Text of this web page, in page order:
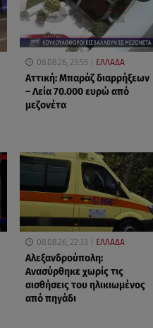
08.08.26, 23:55 ΕΛΛΑΔΑ
Αττική: Μπαράζ διαρρήξεων
– Λεία 70.000 ευρώ από
μεζονέτα
08.08.26, 22:33 ΕΛΛΑΔΑ
Αλεξανδρούπολη:
Ανασύρθηκε χωρίς τις
αισθήσεις του ηλικιωμένος
από πηγάδι